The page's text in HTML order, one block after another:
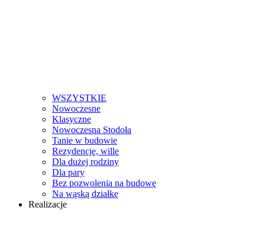
WSZYSTKIE
Nowoczesne
Klasyczne
Nowoczesna Stodoła
Tanie w budowie
Rezydencje, wille
Dla dużej rodziny
Dla pary
Bez pozwolenia na budowę
Na wąską działkę
Realizacje